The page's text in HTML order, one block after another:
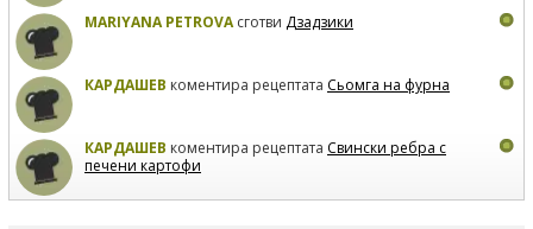
MARIYANA PETROVAсготви Дзадзики
КАРДАШЕВ коментира рецептата Сьомга на фурна
КАРДАШЕВ коментира рецептата Свински ребра с
печени картофи